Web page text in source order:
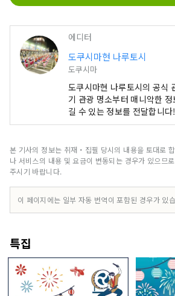
에디터
도쿠시마현 나루토시
도쿠시마
도쿠시마현 나루토시의 공식
기 관광 명소부터 매니악한
길 수 있는 정보를 전달합니
곳🍠 시코쿠의 동문. 오나루
🌊있어 산 🏔있어 자연을 만
불리는 나루토의 소용돌이를
본 기사의 정보는 취재・집필 당시의 내용을 토대로
나 서비스의 내용 및 요금이 변동되는 경우가 있으므
주시기 바랍니다.
이 페이지에는 일부 자동 번역이 포함된 경우가 있
특집